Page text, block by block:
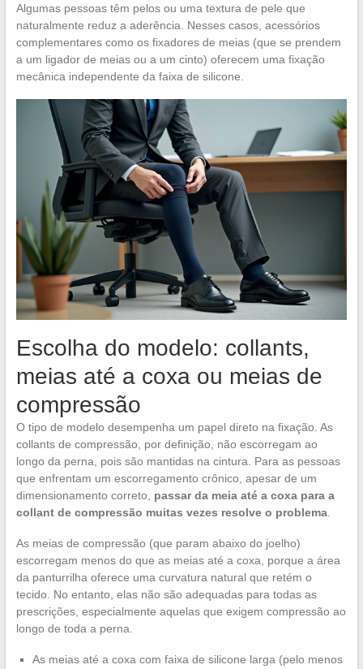
Algumas pessoas têm pelos ou uma textura de pele que
naturalmente reduz a aderência. Nesses casos, acessórios
complementares como os fixadores de meias (que se prendem
a um ligador de meias ou a um cinto) oferecem uma fixação
mecânica independente da faixa de silicone.
Escolha do modelo: collants,
meias até a coxa ou meias de
compressão
O tipo de modelo desempenha um papel direto na fixação. As
collants de compressão, por definição, não escorregam ao
longo da perna, pois são mantidas na cintura. Para as pessoas
que enfrentam um escorregamento crônico, apesar de um
dimensionamento correto, passar da meia até a coxa para a
collant de compressão muitas vezes resolve o problema.
As meias de compressão (que param abaixo do joelho)
escorregam menos do que as meias até a coxa, porque a área
da panturrilha oferece uma curvatura natural que retém o
tecido. No entanto, elas não são adequadas para todas as
prescrições, especialmente aquelas que exigem compressão ao
longo de toda a perna.
As meias até a coxa com faixa de silicone larga (pelo menos